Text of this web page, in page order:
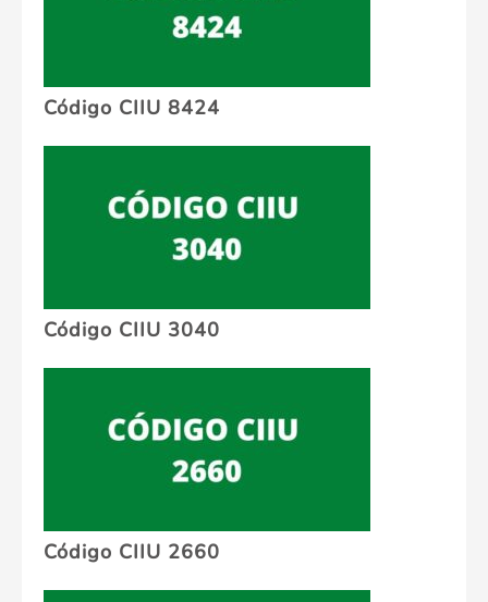
Código CIIU 8424
Código CIIU 3040
Código CIIU 2660